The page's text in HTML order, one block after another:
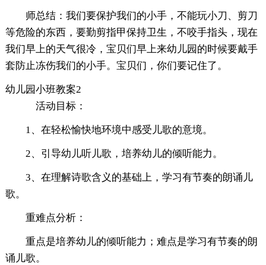
师总结：我们要保护我们的小手，不能玩小刀、剪刀
等危险的东西，要勤剪指甲保持卫生，不咬手指头，现在
我们早上的天气很冷，宝贝们早上来幼儿园的时候要戴手
套防止冻伤我们的小手。宝贝们，你们要记住了。
幼儿园小班教案2
活动目标：
1、在轻松愉快地环境中感受儿歌的意境。
2、引导幼儿听儿歌，培养幼儿的倾听能力。
3、在理解诗歌含义的基础上，学习有节奏的朗诵儿
歌。
重难点分析：
重点是培养幼儿的倾听能力；难点是学习有节奏的朗
诵儿歌。